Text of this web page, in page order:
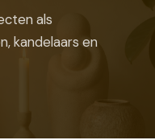
als
kandelaars en